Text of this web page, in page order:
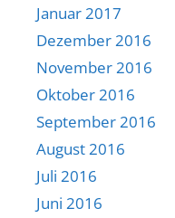
Januar 2017
Dezember 2016
November 2016
Oktober 2016
September 2016
August 2016
Juli 2016
Juni 2016